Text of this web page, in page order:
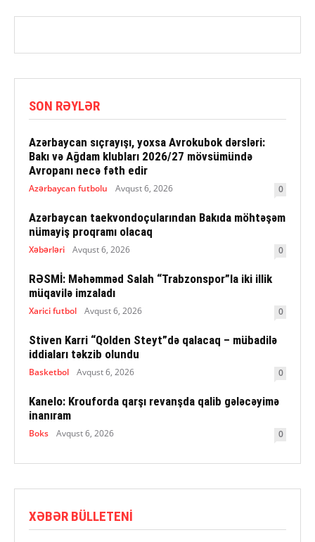
SON RƏYLƏR
Azərbaycan sıçrayışı, yoxsa Avrokubok dərsləri:
Bakı və Ağdam klubları 2026/27 mövsümündə
Avropanı necə fəth edir
Azərbaycan futbolu Avqust 6, 2026 0
Azərbaycan taekvondoçularından Bakıda möhtəşəm
nümayiş proqramı olacaq
Xəbərləri Avqust 6, 2026 0
RƏSMİ: Məhəmməd Salah “Trabzonspor”la iki illik
müqavilə imzaladı
Xarici futbol Avqust 6, 2026 0
Stiven Karri “Qolden Steyt”də qalacaq – mübadilə
iddiaları təkzib olundu
Basketbol Avqust 6, 2026 0
Kanelo: Krouforda qarşı revanşda qalib gələcəyimə
inanıram
Boks Avqust 6, 2026 0
XƏBƏR BÜLLETENI